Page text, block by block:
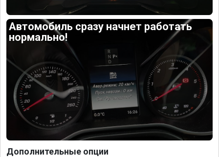
Автомобиль сразу начнет работать
нормально!
Дополнительные опции